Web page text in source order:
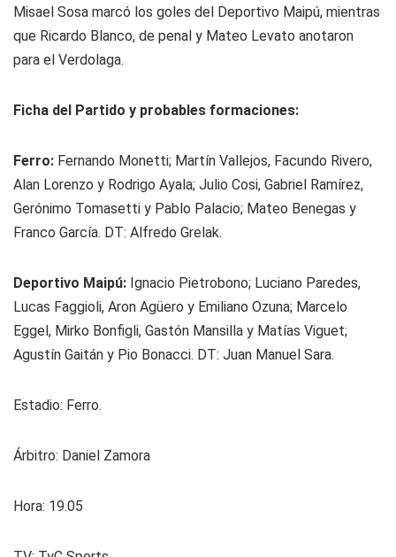
Misael Sosa marcó los goles del Deportivo Maipú, mientras
que Ricardo Blanco, de penal y Mateo Levato anotaron
para el Verdolaga.
Ficha del Partido y probables formaciones:
Ferro: Fernando Monetti; Martín Vallejos, Facundo Rivero,
Alan Lorenzo y Rodrigo Ayala; Julio Cosi, Gabriel Ramírez,
Gerónimo Tomasetti y Pablo Palacio; Mateo Benegas y
Franco García. DT: Alfredo Grelak.
Deportivo Maipú: Ignacio Pietrobono; Luciano Paredes,
Lucas Faggioli, Aron Agüero y Emiliano Ozuna; Marcelo
Eggel, Mirko Bonfigli, Gastón Mansilla y Matías Viguet;
Agustín Gaitán y Pio Bonacci. DT: Juan Manuel Sara.
Estadio: Ferro.
Árbitro: Daniel Zamora
Hora: 19.05